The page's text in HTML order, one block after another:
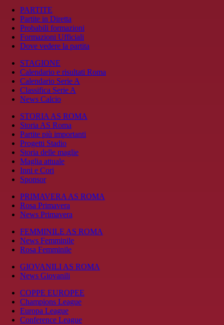
PARTITE
Partite in Diretta
Probabili formazioni
Formazioni Ufficiali
Dove vedere la partita
STAGIONE
Calendario e risultati Roma
Calendario Serie A
Classifica Serie A
News Calcio
STORIA AS ROMA
Storia AS Roma
Partite più importanti
Progetti Stadio
Storia delle maglie
Maglia attuale
Inni e Cori
Sponsor
PRIMAVERA AS ROMA
Rosa Primavera
News Primavera
FEMMINILE AS ROMA
News Femminile
Rosa Femminile
GIOVANILI AS ROMA
News Giovanili
COPPE EUROPEE
Champions League
Europa League
Conference League